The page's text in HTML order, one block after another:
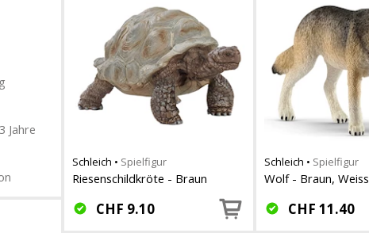
Jahre
Schleich • Spielfigur
Riesenschildkröte - Braun
CHF 9.10
Schleich • Spielfigur
Wolf - Braun, Weiss
CHF 11.40